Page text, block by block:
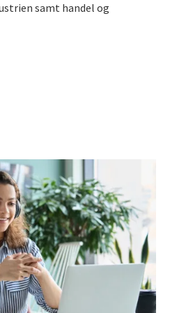
samt handel og